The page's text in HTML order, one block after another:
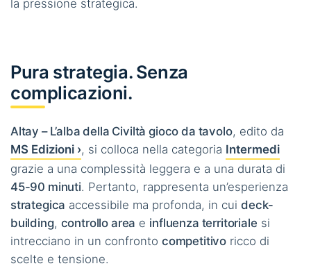
la pressione strategica.
Pura strategia. Senza
complicazioni.
Altay – L’alba della Civiltà gioco da tavolo, edito da
MS Edizioni ›, si colloca nella categoria Intermedi
grazie a una complessità leggera e a una durata di
45-90 minuti. Pertanto, rappresenta un’esperienza
strategica accessibile ma profonda, in cuideck-
building, controllo area e influenza territoriale si
intrecciano in un confronto competitivo ricco di
scelte e tensione.